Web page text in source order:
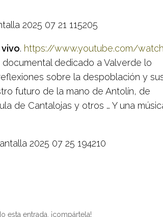
. https://www.youtube.com/
dedicado a Valverde lo
sobre la despoblación y
futuro de la mano de Antolín, de
de Cantalojas y otros … Y una
esta entrada, ¡compártela!